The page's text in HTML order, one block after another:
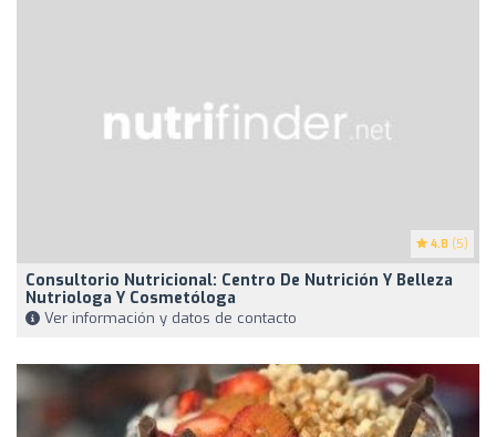
4.8 (5)
Consultorio Nutricional: Centro De Nutrición Y Belleza
Nutriologa Y Cosmetóloga
Ver información y datos de contacto